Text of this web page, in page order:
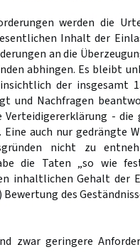
werden die
Inhalt der
an die
abhingen. Es bleibt
der insgesamt
und Nachfragen
- die
auch nur gedrängte
nicht zu
die Taten „so wie
inhaltlichen Gehalt der
des
zwar geringere